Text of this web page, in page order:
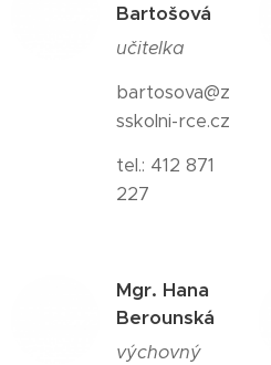
Bartošová
učitelka
bartosova@z
sskolni-rce.cz
tel.: 412 871
227
Mgr. Hana
Berounská
výchovný